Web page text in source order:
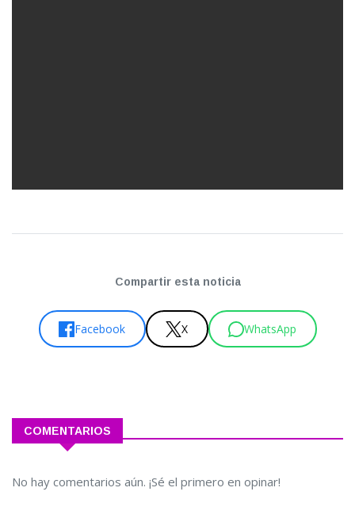
Compartir esta noticia
Facebook X WhatsApp
COMENTARIOS
No hay comentarios aún. ¡Sé el primero en opinar!